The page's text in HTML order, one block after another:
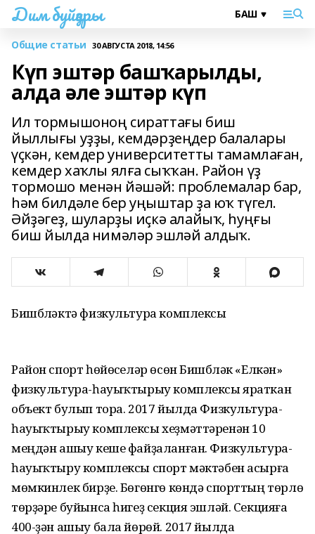
Дим буйҙары
Общие статьи 30 АВГУСТА 2018, 14:56
Күп эштәр башҡарылды,
алда әле эштәр күп
Ил тормышоноң сираттағы биш
йыллығы уҙҙы, кемдәрҙеңдер балалары
үҫкән, кемдер университетты тамамлаған,
кемдер хаҡлы ялға сыҡҡан. Район үҙ
тормошо менән йәшәй: проблемалар бар,
hәм билдәле бер уңыштар ҙа юҡ түгел.
Әйҙәгеҙ, шуларҙы иҫкә алайыҡ, һуңғы
биш йылда нимәләр эшләй алдыҡ.
Бишбүләктә физкультура комплексы
Район спорт һөйөүселәр өсөн Бишбүләк «Елкән»
физкультура-һауыҡтырыу комплексы яраткан
объект булып тора. 2017 йылда Физкультура-
һауыҡтырыу комплексы хеҙмәттәренән 10
меңдән ашыу кеше файҙаланған. Физкультура-
һауыҡтыру комплексы спорт мәктәбен асырға
мөмкинлек бирҙе. Бөгөнгө көндә спорттың төрлө
төрҙәре буйынса һигеҙ секция эшләй. Секцияға
400-ҙән ашыу бала йөрөй. 2017 йылда